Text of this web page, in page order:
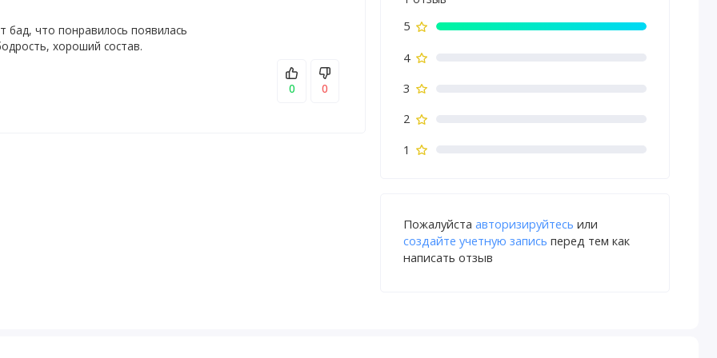
бад, что понравилось появилась
хороший состав.
0 0
5
4
3
2
1
Пожалуйста авторизируйтесь или
создайте учетную запись перед тем как
написать отзыв